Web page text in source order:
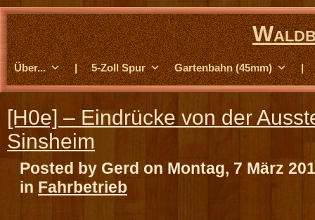
Über... | 5-Zoll Spur Gartenbahn (45mm) |
[H0e] – Eindrücke von der
Sinsheim
Posted by Gerd on Montag, 7 März
in Fahrbetrieb